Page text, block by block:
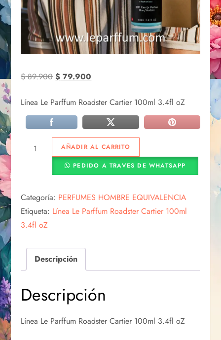
$89.900 $ 79.900
Línea Le Parffum Roadster Cartier 100ml 3.4fl oZ
AÑADIR AL CARRITO
PEDIDO A TRAVES DE WHATSAPP
Categoría: PERFUMES HOMBRE EQUIVALENCIA
Etiqueta: Línea Le Parffum Roadster Cartier 100ml
3.4fl oZ
Descripción
Descripción
Línea Le Parffum Roadster Cartier 100ml 3.4fl oZ